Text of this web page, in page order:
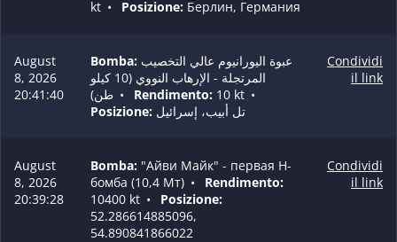
kt • Posizione: Берлин, Германия
August
8, 2026
20:41:40
Bomba:
المرتجلة - الإرهاب النووي (10 كيلو
طن) • Rendimento: 10 kt •
Posizione: تل أبيب، إسرائيل
Condividi
il link
August
8, 2026
20:39:28
Bomba: "Айви Майк" - первая H-
бомба (10,4 Мт) •
Rendimento:
10400 kt •
Posizione:
52.286614885096,
54.890841866022
Condividi
il link